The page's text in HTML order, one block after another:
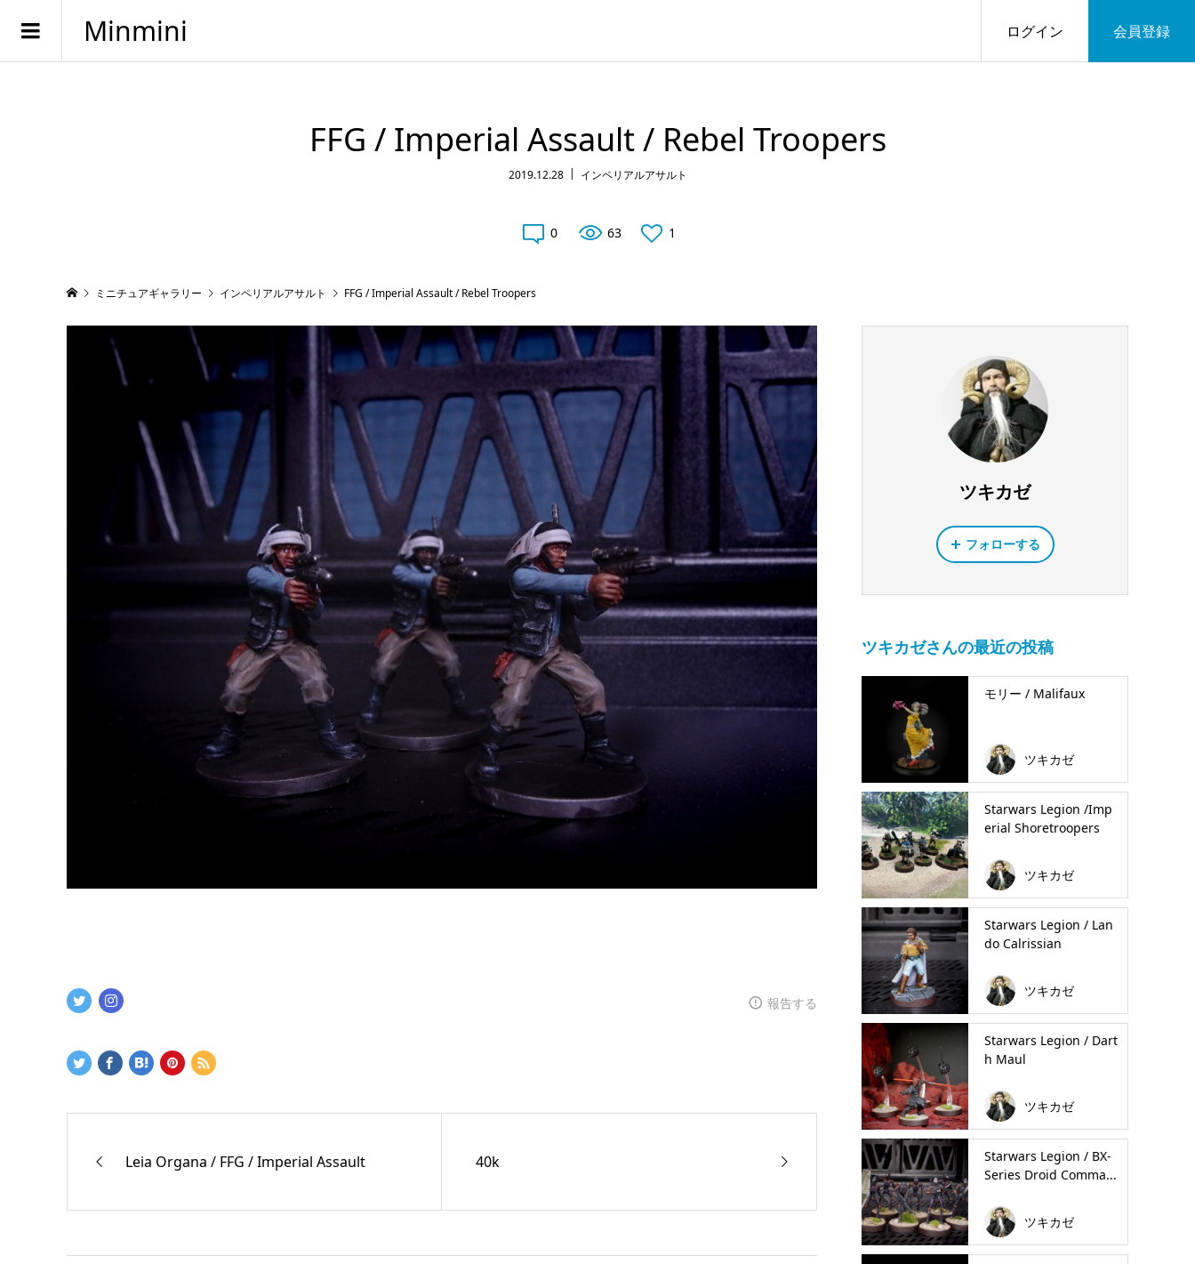
Minmini ログイン 会員登録
FFG / Imperial Assault / Rebel Troopers
2019.12.28 インペリアルアサルト
0 63 1
ミニチュアギャラリー インペリアルアサルト FFG / Imperial Assault / Rebel Troopers
報告する
Leia Organa / FFG / Imperial Assault 40k
ツキカゼ
フォローする
ツキカゼさんの最近の投稿
モリー / Malifaux
ツキカゼ
Starwars Legion /Imp
erial Shoretroopers
ツキカゼ
Starwars Legion / Lan
do Calrissian
ツキカゼ
Starwars Legion / Dart
h Maul
ツキカゼ
Starwars Legion / BX-
Series Droid Comma...
ツキカゼ